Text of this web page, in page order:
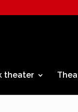
theater